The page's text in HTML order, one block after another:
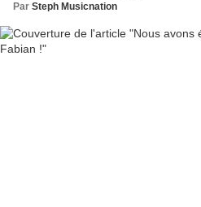
Par Steph Musicnation